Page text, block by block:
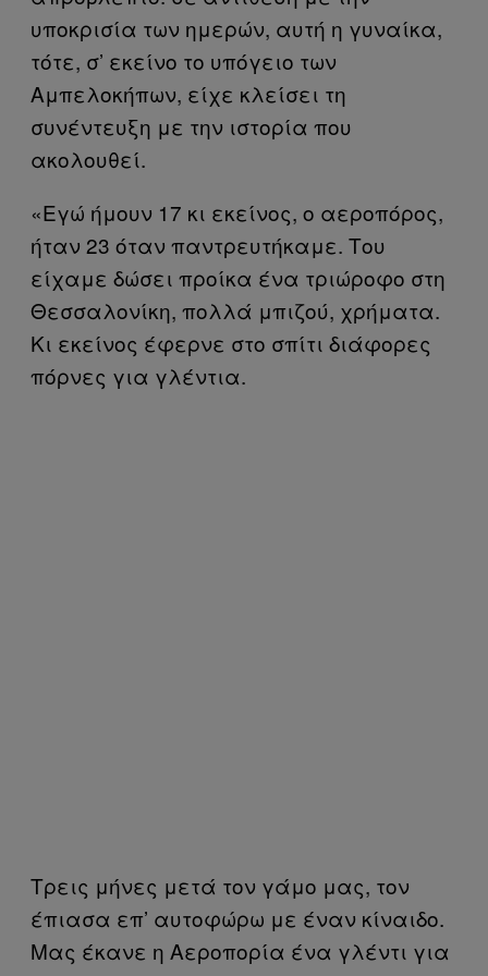
υποκρισία των ημερών, αυτή η γυναίκα,
τότε, σ’ εκείνο το υπόγειο των
Αμπελοκήπων, είχε κλείσει τη
συνέντευξη με την ιστορία που
ακολουθεί.
«Εγώ ήμουν 17 κι εκείνος, ο αεροπόρος,
ήταν 23 όταν παντρευτήκαμε. Του
είχαμε δώσει προίκα ένα τριώροφο στη
Θεσσαλονίκη, πολλά μπιζού, χρήματα.
Κι εκείνος έφερνε στο σπίτι διάφορες
πόρνες για γλέντια.
Τρεις μήνες μετά τον γάμο μας, τον
έπιασα επ’ αυτοφώρω με έναν κίναιδο.
Μας έκανε η Αεροπορία ένα γλέντι για